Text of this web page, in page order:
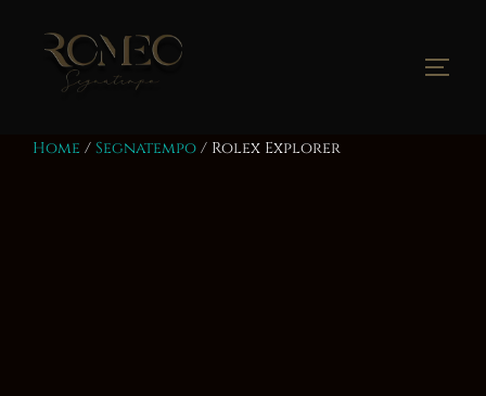
contenuto
Home / Segnatempo / Rolex Explorer